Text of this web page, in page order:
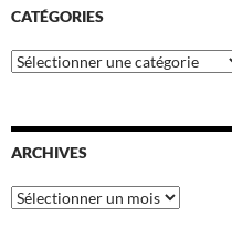
CATÉGORIES
Catégories
ARCHIVES
Archives